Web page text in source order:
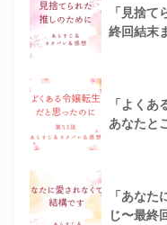
「見捨
終回結末
「よく
あなたと
「あな
じ〜最終